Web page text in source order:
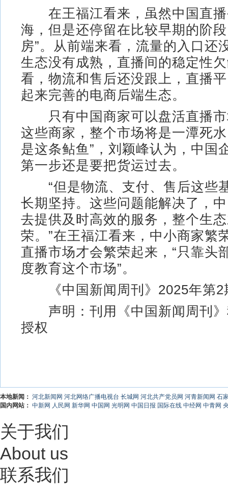
在王福江看来，虽然中国直播
海，但是还停留在比较早期的阶
房”。从前端来看，流量的入口还
生态没有成熟，直播间的稳定性
看，物流和售后还没跟上，直播
起来完善的电商后端生态。
只有中国商家可以盘活直播市
这些商家，整个市场将是一潭死
是这条鲇鱼”，刘颖峰认为，中国
第一步还是要把货运过去。
“但是物流、支付、售后这些
长期坚持。这些问题能解决了，
去提供及时高效的服务，整个生
荣。”在王福江看来，中小商家繁
直播市场才会繁荣起来，“只靠头
度教育这个市场”。
《中国新闻周刊》2025年第2
声明：刊用《中国新闻周刊》
授权
本地新闻： 河北新闻网 河北网络广播电视台 长城网 河北共产党员网 河青新闻网 石
国内网站： 中新网 人民网 新华网 中国网 光明网 中国日报 国际在线 中经网 中青网
关于我们
About us
联系我们